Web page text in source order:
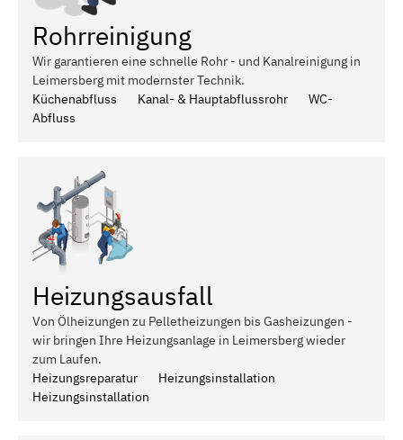
Rohrreinigung
Wir garantieren eine schnelle Rohr - und Kanalreinigung in
Leimersberg mit modernster Technik.
Küchenabfluss
Kanal- & Hauptabflussrohr
WC-
Abfluss
Heizungsausfall
Von Ölheizungen zu Pelletheizungen bis Gasheizungen -
wir bringen Ihre Heizungsanlage in Leimersberg wieder
zum Laufen.
Heizungsreparatur
Heizungsinstallation
Heizungsinstallation